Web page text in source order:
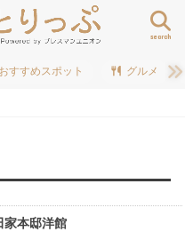
search
おすすめスポット グルメ
家本邸洋館